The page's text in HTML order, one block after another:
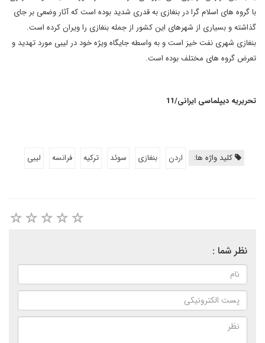
با گروه های اسلام گرا در بنغازی به قدری شدید بوده است که آثار وضعی بر جای
گذاشته و بسیاری از شهرهای این کشور از جمله بنغازی را ویران کرده است.
بنغازی شهری نفت خیز است و به واسطه جایگاه ویژه خود در لیبی مورد تهدید و
تعرض گروه های مختلف بوده است.
تحریریه دیپلماسی ایرانی/11
کلید واژه ها: اردن بنغازی سوئد ترکیه فرانسه لیبی
نظر شما :